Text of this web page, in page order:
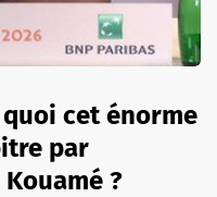
cet énorme
par
?